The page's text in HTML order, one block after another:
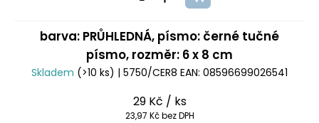
barva: PRŮHLEDNÁ, písmo: černé tučné
písmo, rozměr: 6 x 8 cm
Skladem (>10 ks) | 5750/CER8 EAN: 08596699026541
29 Kč / ks
23,97 Kč bez DPH